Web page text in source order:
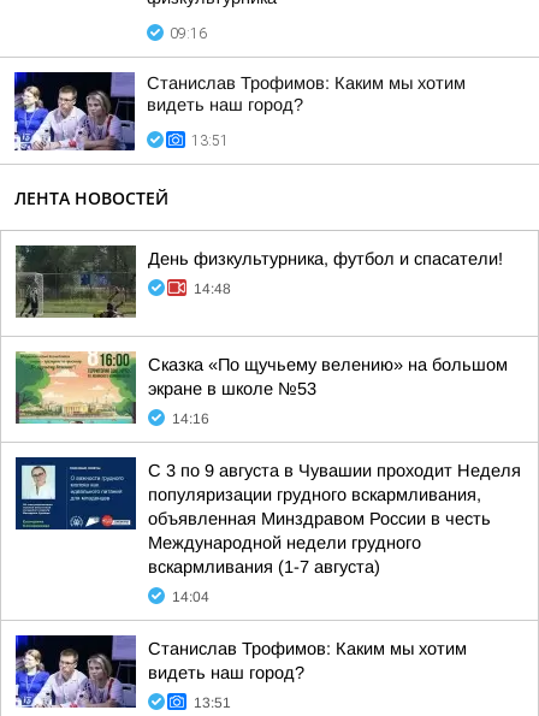
09:16
Станислав Трофимов: Каким мы хотим
видеть наш город?
13:51
ЛЕНТА НОВОСТЕЙ
День физкультурника, футбол и спасатели!
14:48
Сказка «По щучьему велению» на большом
экране в школе №53
14:16
С 3 по 9 августа в Чувашии проходит Неделя
популяризации грудного вскармливания,
объявленная Минздравом России в честь
Международной недели грудного
вскармливания (1-7 августа)
14:04
Станислав Трофимов: Каким мы хотим
видеть наш город?
13:51